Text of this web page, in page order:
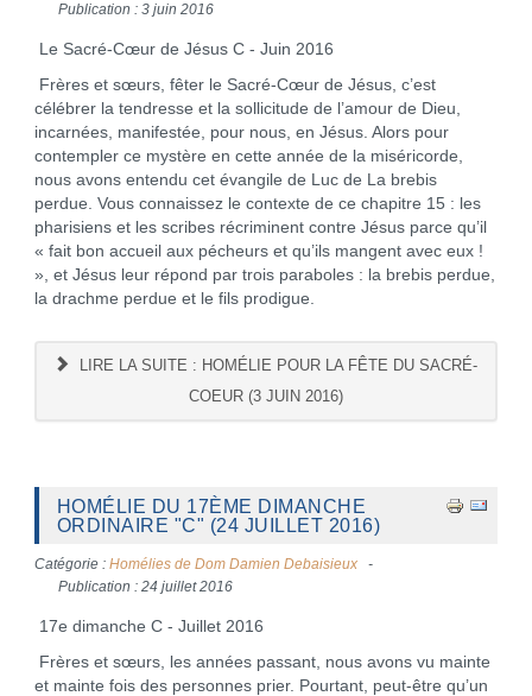
Publication : 3 juin 2016
Le Sacré-Cœur de Jésus C - Juin 2016
Frères et sœurs, fêter le Sacré-Cœur de Jésus, c’est
célébrer la tendresse et la sollicitude de l’amour de Dieu,
incarnées, manifestée, pour nous, en Jésus. Alors pour
contempler ce mystère en cette année de la miséricorde,
nous avons entendu cet évangile de Luc de La brebis
perdue. Vous connaissez le contexte de ce chapitre 15 : les
pharisiens et les scribes récriminent contre Jésus parce qu’il
« fait bon accueil aux pécheurs et qu’ils mangent avec eux !
», et Jésus leur répond par trois paraboles : la brebis perdue,
la drachme perdue et le fils prodigue.
LIRE LA SUITE : HOMÉLIE POUR LA FÊTE DU SACRÉ-
COEUR (3 JUIN 2016)
HOMÉLIE DU 17ÈME DIMANCHE
ORDINAIRE "C" (24 JUILLET 2016)
Catégorie : Homélies de Dom Damien Debaisieux
Publication : 24 juillet 2016
17e dimanche C - Juillet 2016
Frères et sœurs, les années passant, nous avons vu mainte
et mainte fois des personnes prier. Pourtant, peut-être qu’un